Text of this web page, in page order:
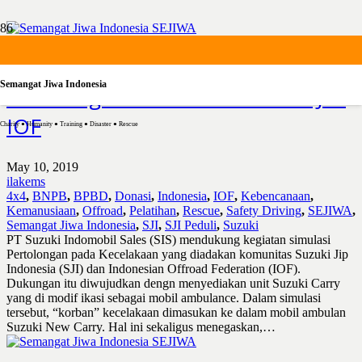
Semangat Jiwa Indonesia
Charity ● Humanity ● Training ● Disaster ● Rescue
Suzuki Dukung “Simulasi
Pertolongan Pada Kecelakaan” SJI –
IOF
May 10, 2019
ilakems
4x4, BNPB, BPBD, Donasi, Indonesia, IOF, Kebencanaan,
Kemanusiaan, Offroad, Pelatihan, Rescue, Safety Driving, SEJIWA,
Semangat Jiwa Indonesia, SJI, SJI Peduli, Suzuki
PT Suzuki Indomobil Sales (SIS) mendukung kegiatan simulasi
Pertolongan pada Kecelakaan yang diadakan komunitas Suzuki Jip
Indonesia (SJI) dan Indonesian Offroad Federation (IOF).
Dukungan itu diwujudkan dengn menyediakan unit Suzuki Carry
yang di modif ikasi sebagai mobil ambulance. Dalam simulasi
tersebut, “korban” kecelakaan dimasukan ke dalam mobil ambulan
Suzuki New Carry. Hal ini sekaligus menegaskan,…